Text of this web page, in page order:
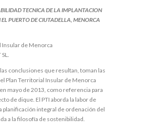
TECNICA DE LA IMPLANTACION
EL PUERTO DE CIUTADELLA, MENORCA
Insular de Menorca
conclusiones que resultan, toman las
Plan Territorial Insular de Menorca
mayo de 2013, como referencia para
de dique. El PTI aborda la labor de
planificación integral de ordenación del
a la filosofía de sostenibilidad.